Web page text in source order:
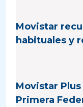
Movistar
habituales y
Movistar
Primera